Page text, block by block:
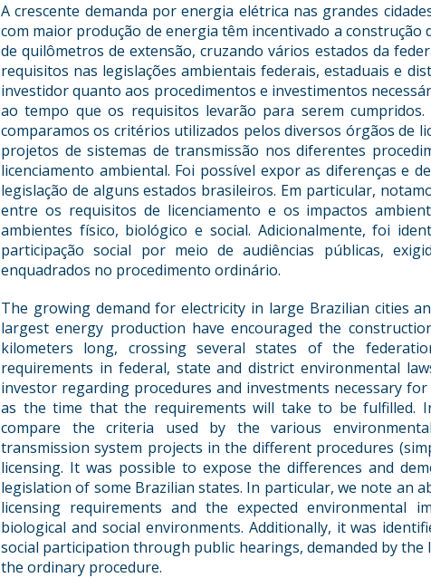
A crescente demanda por energia elétrica nas grandes
com maior produção de energia têm incentivado a construção
de quilômetros de extensão, cruzando vários estados da
requisitos nas legislações ambientais federais, estaduais e
investidor quanto aos procedimentos e investimentos
ao tempo que os requisitos levarão para serem
comparamos os critérios utilizados pelos diversos órgãos de
projetos de sistemas de transmissão nos diferentes
licenciamento ambiental. Foi possível expor as diferenças e
legislação de alguns estados brasileiros. Em particular,
entre os requisitos de licenciamento e os impactos
ambientes físico, biológico e social. Adicionalmente, foi
participação social por meio de audiências públicas,
enquadrados no procedimento ordinário.
The growing demand for electricity in large Brazilian cities
largest energy production have encouraged the
kilometers long, crossing several states of the
requirements in federal, state and district environmental
investor regarding procedures and investments necessary
as the time that the requirements will take to be fulfilled.
compare the criteria used by the various
transmission system projects in the different procedures
licensing. It was possible to expose the differences and
legislation of some Brazilian states. In particular, we note an
licensing requirements and the expected environmental
biological and social environments. Additionally, it was
social participation through public hearings, demanded by
the ordinary procedure.